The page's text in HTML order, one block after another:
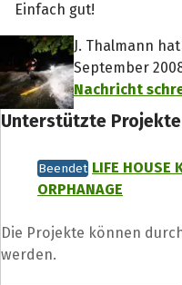
Einfach gut!
J. Thalmann
September
Nachricht
Unterstützte Projekte
Beendet LIFE HOUSE
ORPHANAGE
Die Projekte können
werden.